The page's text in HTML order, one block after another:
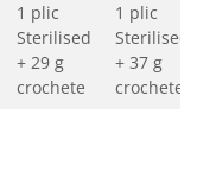
1 plic
Sterilised
+ 29 g
crochete
1 plic
Sterilised
+ 37 g
crochete